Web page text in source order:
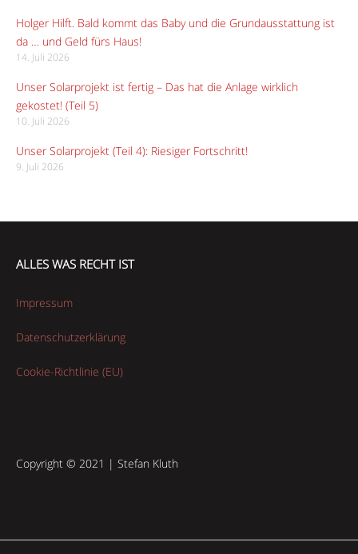
Holger Hilft. Bald kommt das Baby und die Grundausstattung ist
da … und Geld fürs Haus!
14. Juli 2026
Unser Solarprojekt ist fertig – Das hat die Anlage wirklich
gekostet! (Teil 5)
10. Juli 2026
Unser Solarprojekt (Teil 4): Riesiger Fortschritt!
9. Juli 2026
ALLES WAS RECHT IST
Impressum
Datenschutzerklärung
Cookie-Richtlinie (EU)
Copyright © 2021 | Stefan Kluth